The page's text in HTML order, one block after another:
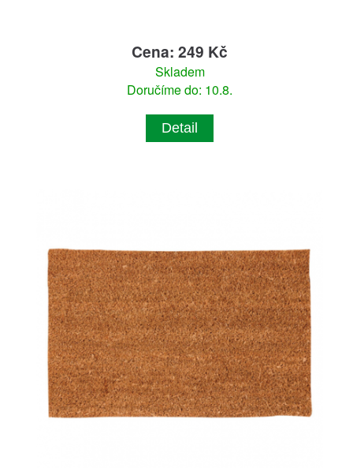
Cena: 249 Kč
Skladem
Doručíme do: 10.8.
Detail